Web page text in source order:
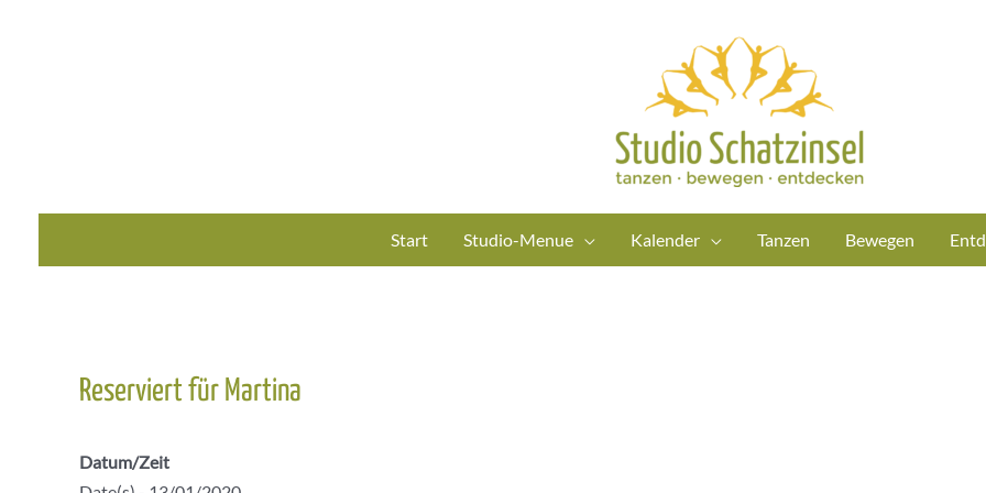
Start Studio-Menue Kalender Tanzen Bewegen
Reserviert für Martina
Datum/Zeit